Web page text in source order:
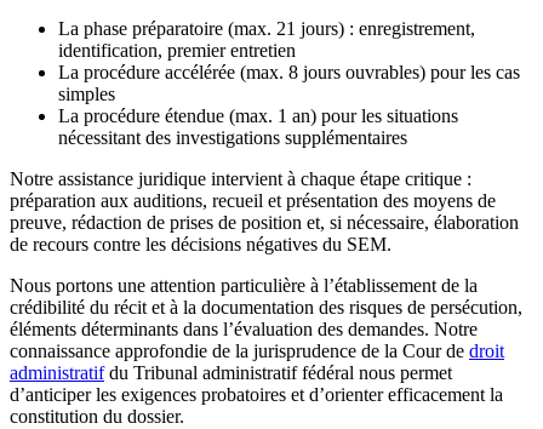
La phase préparatoire (max. 21 jours) : enregistrement,
identification, premier entretien
La procédure accélérée (max. 8 jours ouvrables) pour les cas
simples
La procédure étendue (max. 1 an) pour les situations
nécessitant des investigations supplémentaires
Notre assistance juridique intervient à chaque étape critique :
préparation aux auditions, recueil et présentation des moyens de
preuve, rédaction de prises de position et, si nécessaire, élaboration
de recours contre les décisions négatives du SEM.
Nous portons une attention particulière à l’établissement de la
crédibilité du récit et à la documentation des risques de persécution,
éléments déterminants dans l’évaluation des demandes. Notre
connaissance approfondie de la jurisprudence de la Cour de droit
administratifdu Tribunal administratif fédéral nous permet
d’anticiper les exigences probatoires et d’orienter efficacement la
constitution du dossier.